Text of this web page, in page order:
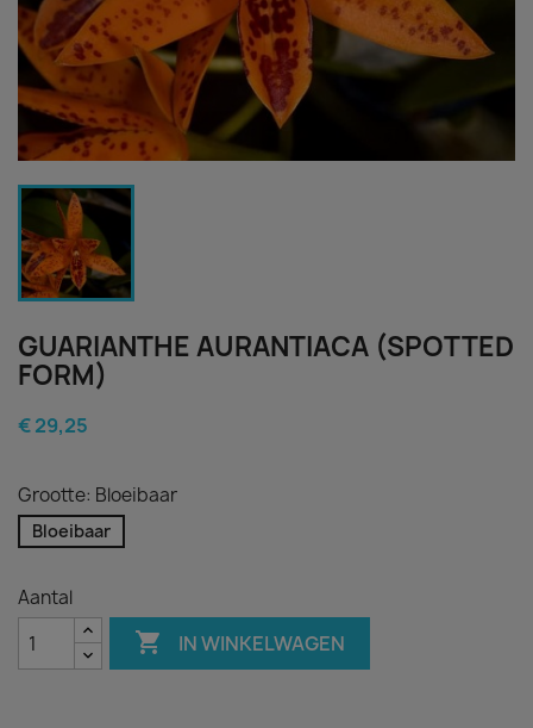
GUARIANTHE AURANTIACA (SPOTTED
FORM)
€ 29,25
Grootte: Bloeibaar
Bloeibaar
Aantal
 IN WINKELWAGEN